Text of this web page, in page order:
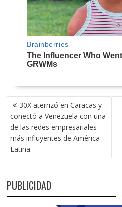
NAVEGACIÓN
DE
ENTRADAS
30X aterrizó en Caracas y
conectó a Venezuela con una
de las redes empresariales
más influyentes de América
Latina
PUBLICIDAD